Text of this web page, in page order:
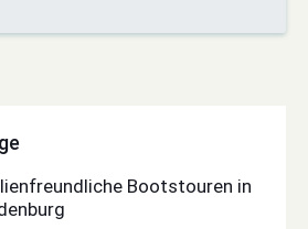
Bootstouren in